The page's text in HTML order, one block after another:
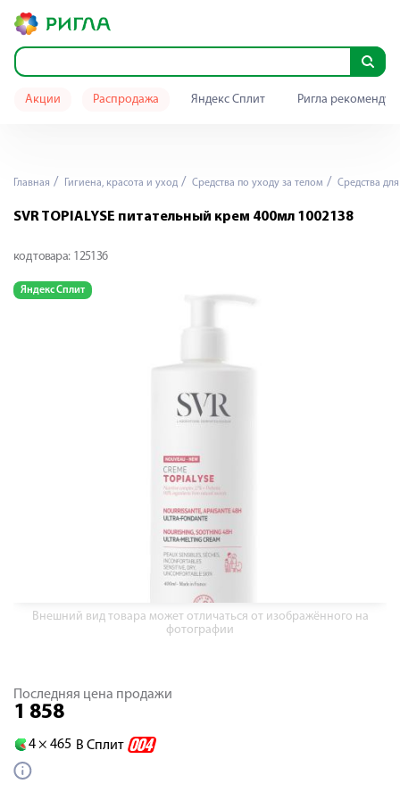
Акции Распродажа Яндекс Сплит Ригла
Главная Гигиена, красота и уход Средства по уходу за телом Средства
SVR TOPIALYSE питательный крем 400мл 1002138
код товара: 125136
Яндекс Сплит
Внешний вид товара может отличаться от изображённого на
фотографии
Последняя цена продажи
1 858
4 × 465 В Сплит